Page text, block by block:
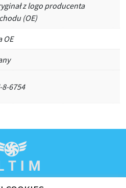
z logo producenta
(OE)
OE
8-6754